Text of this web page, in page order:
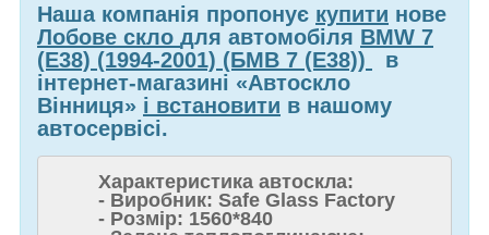
Наша компанія пропонує купити нове
Лобове скло для автомобіля BMW 7
(E38) (1994-2001) (БМВ 7 (Е38))
в
інтернет-магазині «Автоскло
Вінниця» і встановити в нашому
автосервісі.
Характеристика автоскла:
- Виробник: Safe Glass Factory
- Розмір: 1560*840